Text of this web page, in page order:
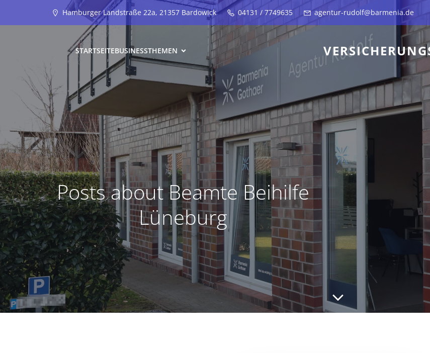
Hamburger Landstraße 22a, 21357 Bardowick 04131 / 7749635 agentur-rudolf@barmenia.de
STARTSEITEBUSINESSTHEMEN
Posts about Beamte Beihilfe
Lüneburg